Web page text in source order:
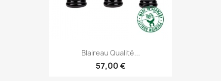
Blaireau Qualité...
57,00 €